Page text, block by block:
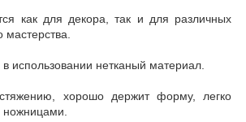
как для декора, так и для различных
мастерства.
использовании нетканый материал.
хорошо держит форму, легко